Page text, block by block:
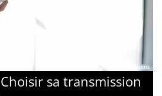
© Collège des Bernardins
sa transmission